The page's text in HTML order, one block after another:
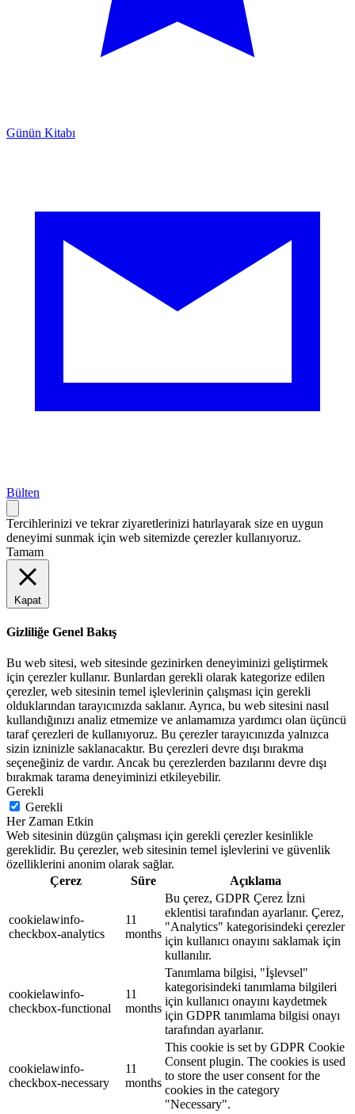
Günün Kitabı
Bülten
Tercihlerinizi ve tekrar ziyaretlerinizi hatırlayarak size en uygun
deneyimi sunmak için web sitemizde çerezler kullanıyoruz.
Tamam
Kapat
Gizliliğe Genel Bakış
Bu web sitesi, web sitesinde gezinirken deneyiminizi geliştirmek
için çerezler kullanır. Bunlardan gerekli olarak kategorize edilen
çerezler, web sitesinin temel işlevlerinin çalışması için gerekli
olduklarından tarayıcınızda saklanır. Ayrıca, bu web sitesini nasıl
kullandığınızı analiz etmemize ve anlamamıza yardımcı olan üçüncü
taraf çerezleri de kullanıyoruz. Bu çerezler tarayıcınızda yalnızca
sizin izninizle saklanacaktır. Bu çerezleri devre dışı bırakma
seçeneğiniz de vardır. Ancak bu çerezlerden bazılarını devre dışı
bırakmak tarama deneyiminizi etkileyebilir.
Gerekli
Gerekli
Her Zaman Etkin
Web sitesinin düzgün çalışması için gerekli çerezler kesinlikle
gereklidir. Bu çerezler, web sitesinin temel işlevlerini ve güvenlik
özelliklerini anonim olarak sağlar.
Çerez
Süre Açıklama
cookielawinfo-
checkbox-analytics
11
months
Bu çerez, GDPR Çerez İzni
eklentisi tarafından ayarlanır. Çerez,
"Analytics" kategorisindeki çerezler
için kullanıcı onayını saklamak için
kullanılır.
cookielawinfo-
checkbox-functional
11
months
Tanımlama bilgisi, "İşlevsel"
kategorisindeki tanımlama bilgileri
için kullanıcı onayını kaydetmek
için GDPR tanımlama bilgisi onayı
tarafından ayarlanır.
cookielawinfo-
checkbox-necessary
11
months
This cookie is set by GDPR Cookie
Consent plugin. The cookies is used
to store the user consent for the
cookies in the category
"Necessary".